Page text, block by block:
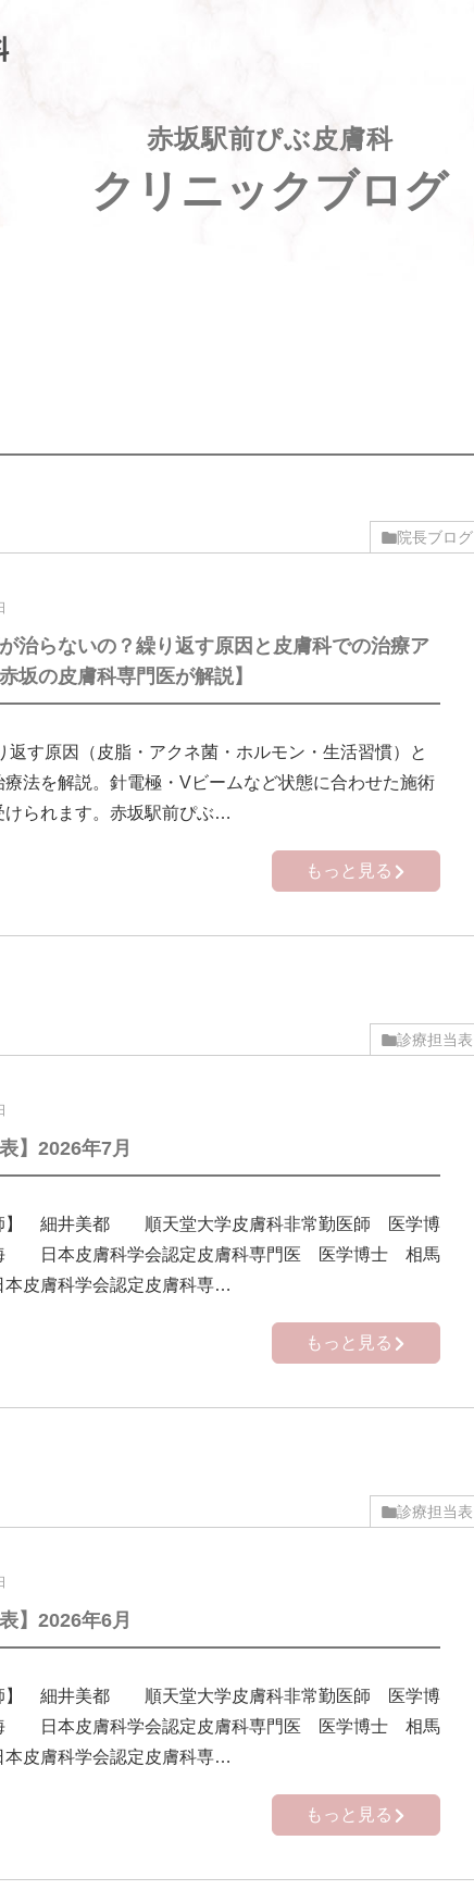
赤坂駅前ぴぶ皮膚科
クリニックブログ
院長ブログ
治らないの？繰り返す原因と皮膚科での治療ア
坂の皮膚科専門医が解説】
返す原因（皮脂・アクネ菌・ホルモン・生活習慣）と
療法を解説。針電極・Vビームなど状態に合わせた施術
けられます。赤坂駅前ぴぶ…
もっと見る
診療担当表
】2026年7月
師】 細井美都 順天堂大学皮膚科非常勤医師 医学博
日本皮膚科学会認定皮膚科専門医 医学博士 相馬
膚科学会認定皮膚科専…
もっと見る
診療担当表
】2026年6月
師】 細井美都 順天堂大学皮膚科非常勤医師 医学博
日本皮膚科学会認定皮膚科専門医 医学博士 相馬
膚科学会認定皮膚科専…
もっと見る